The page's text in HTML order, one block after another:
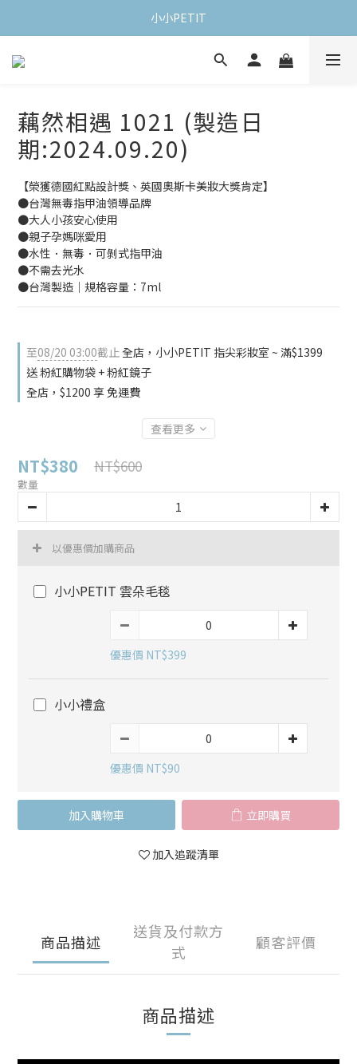
小小PETIT
藕然相遇 1021 (製造日
期:2024.09.20)
【榮獲德國紅點設計獎、英國奧斯卡美妝大獎肯定】
●台灣無毒指甲油領導品牌
●大人小孩安心使用
●親子孕媽咪愛用
●水性．無毒．可剝式指甲油
●不需去光水
●台灣製造｜規格容量：7ml
至08/20 03:00截止全店，小小PETIT 指尖彩妝室 ~ 滿$1399
送 粉紅購物袋 + 粉紅鏡子
全店，$1200 享 免運費
查看更多
NT$380 NT$600
數量
以優惠價加購商品
小小PETIT 雲朵毛毯
優惠價 NT$399
小小禮盒
優惠價 NT$90
加入購物車 立即購買
加入追蹤清單
商品描述
送貨及付款方
式
顧客評價
商品描述